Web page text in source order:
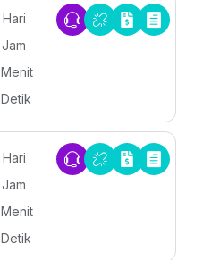
Hari
Jam
Menit
Detik
Hari
Jam
Menit
Detik